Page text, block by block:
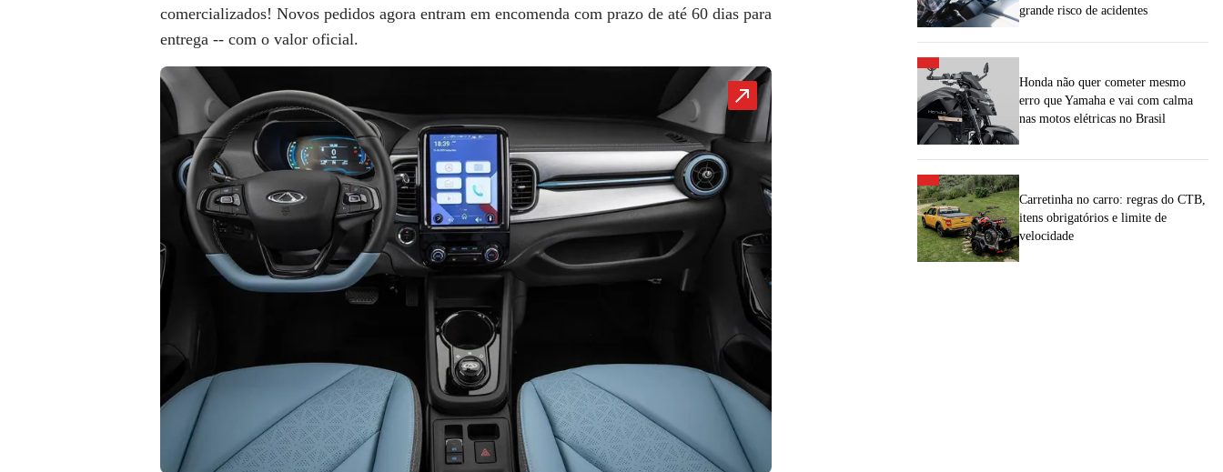
comercializados! Novos pedidos agora entram em encomenda com prazo de até 60 dias para
entrega -- com o valor oficial.
grande risco de acidentes
Honda não quer cometer mesmo
erro que Yamaha e vai com calma
nas motos elétricas no Brasil
Carretinha no carro: regras do CTB,
itens obrigatórios e limite de
velocidade